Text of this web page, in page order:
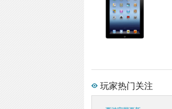
玩家热门关注